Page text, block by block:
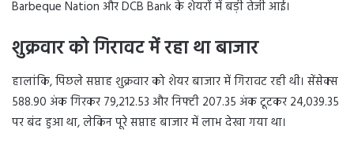
Barbeque Nation और DCB Bank के शेयरों में बड़ी तेजी आई।
शुक्रवार को गिरावट में रहा था बाजार
हालांकि, पिछले सप्ताह शुक्रवार को शेयर बाजार में गिरावट रही थी। सेंसेक्स
588.90 अंक गिरकर 79,212.53 और निफ्टी 207.35 अंक टूटकर 24,039.35
पर बंद हुआ था, लेकिन पूरे सप्ताह बाजार में लाभ देखा गया था।